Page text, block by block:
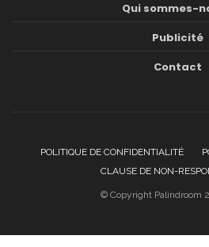
Qui sommes-
Publicité
Contact
POLITIQUE DE CONFIDENTIALITÉ
CLAUSE DE NON-
© Copyright Palindroom